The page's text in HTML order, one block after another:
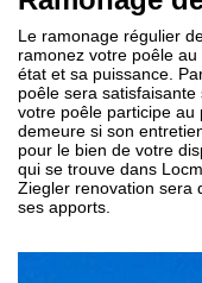
Le ramonage régulier
ramonez votre poêle
état et sa puissance.
poêle sera
votre poêle participe au
demeure si son
pour le bien de votre
qui se trouve dans
Ziegler renovation sera
ses apports.